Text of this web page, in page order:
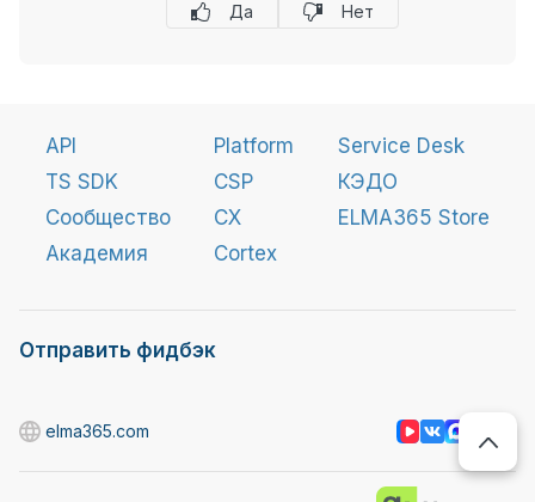
Да
Нет
API
TS SDK
Сообщество
Академия
Platform
CSP
CX
Cortex
Service Desk
КЭДО
ELMA365 Store
Отправить фидбэк
elma365.com